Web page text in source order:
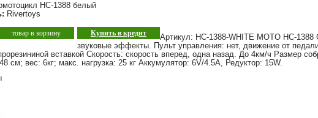
HC-1388 белый
Rivertoys
товар в корзину Купить в кредит
Артикул: HC-1388-WHITE MOTO HC-1388
звуковые эффекты. Пульт управления: нет, движение от
вставкой Скорость: скорость вперед, одна назад. До 4км/ч Размер
см; вес: 6кг; макс. нагрузка: 25 кг Аккумулятор: 6V/4.5А, Редуктор: 15W.